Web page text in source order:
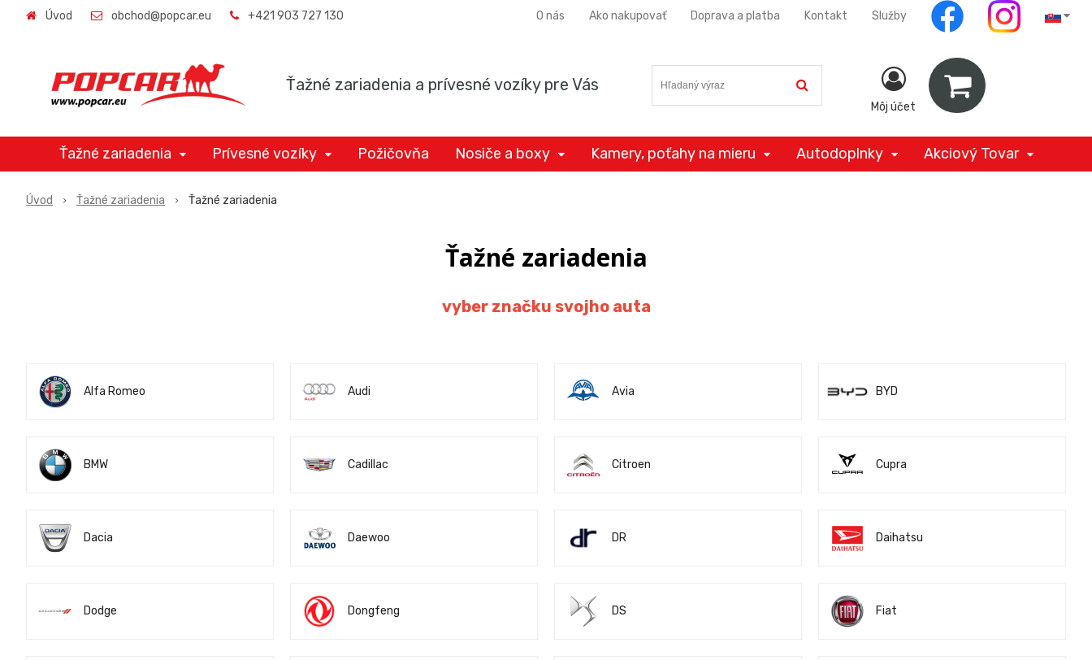
Ťažné zariadenia a prívesné vozíky pre Vás
Úvod obchod@popcar.eu +421 903 727 130 O nás Ako nakupovať Doprava a platba Kontakt Služby
Môj účet
Ťažné zariadenia Prívesné vozíky Požičovňa Nosiče a boxy Kamery, poťahy na mieru Autodoplnky Akciový Tovar
Úvod Ťažné zariadenia Ťažné zariadenia
Ťažné zariadenia
vyber značku svojho auta
Alfa Romeo Audi Avia BYD
BMW Cadillac Citroen Cupra
Dacia Daewoo DR Daihatsu
Dodge Dongfeng DS Fiat